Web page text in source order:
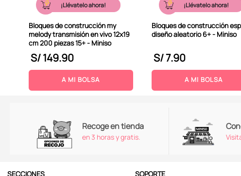
¡Llévatelo ahora!
Bloques de construcción my
melody transmisión en vivo 12x19
cm 200 piezas 15+ - Miniso
S/149.90
A MI BOLSA
¡Llévatelo ahora!
Bloques de construcción
diseño aleatorio 6+ - Miniso
S/7.90
A MI BOLSA
Recoge en tienda
en 3 horas y gratis.
SECCIONES SOPORTE